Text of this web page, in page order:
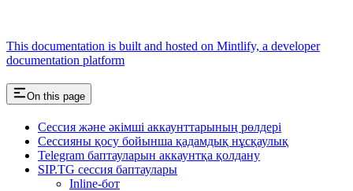
This documentation is built and hosted on Mintlify, a developer
documentation platform
On this page
Сессия және әкімші аккаунттарының рөлдері
Сессияны қосу бойынша қадамдық нұсқаулық
Telegram баптауларын аккаунтқа қолдану
SIP.TG сессия баптаулары
Inline-бот